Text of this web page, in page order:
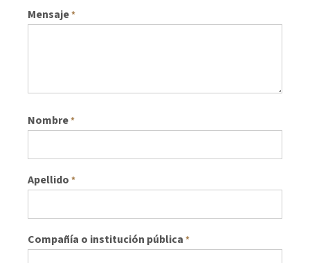
Mensaje*
Nombre*
Apellido *
Compañía o institución pública *